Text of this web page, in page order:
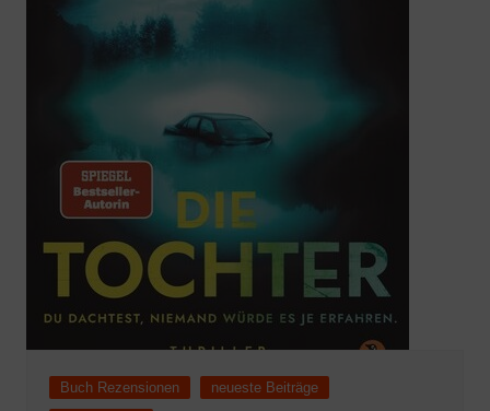
Buch Rezensionen
neueste Beiträge